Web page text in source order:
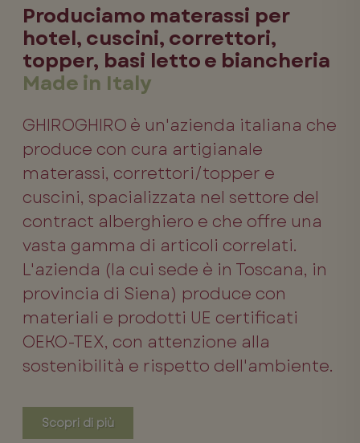
Produciamo materassi per
hotel, cuscini, correttori,
topper, basi letto e biancheria
Made in Italy
GHIROGHIRO è un'azienda italiana che
produce con cura artigianale
materassi, correttori/topper e
cuscini, spacializzata nel settore del
contract alberghiero e che offre una
vasta gamma di articoli correlati.
L'azienda (la cui sede è in Toscana, in
provincia di Siena) produce con
materiali e prodotti UE certificati
OEKO-TEX, con attenzione alla
sostenibilità e rispetto dell'ambiente.
Scopri di più